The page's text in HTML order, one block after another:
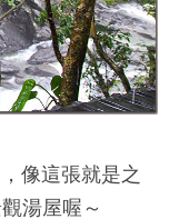
像這張就是之
湯屋喔～